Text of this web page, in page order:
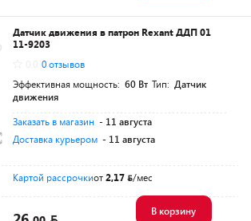
Датчик движения в патрон Rexant ДДП 01
11-9203
0 отзывов
Эффективная мощность: 60 Вт Тип: Датчик
движения
Заказать в магазин - 11 августа
Доставка курьером - 11 августа
Картой рассрочкиот2,17 /мес
В корзину